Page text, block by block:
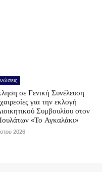
σε Γενική Συνέλευση
για την εκλογή
Συμβουλίου στον
«Το Αγκαλάκι»
2026